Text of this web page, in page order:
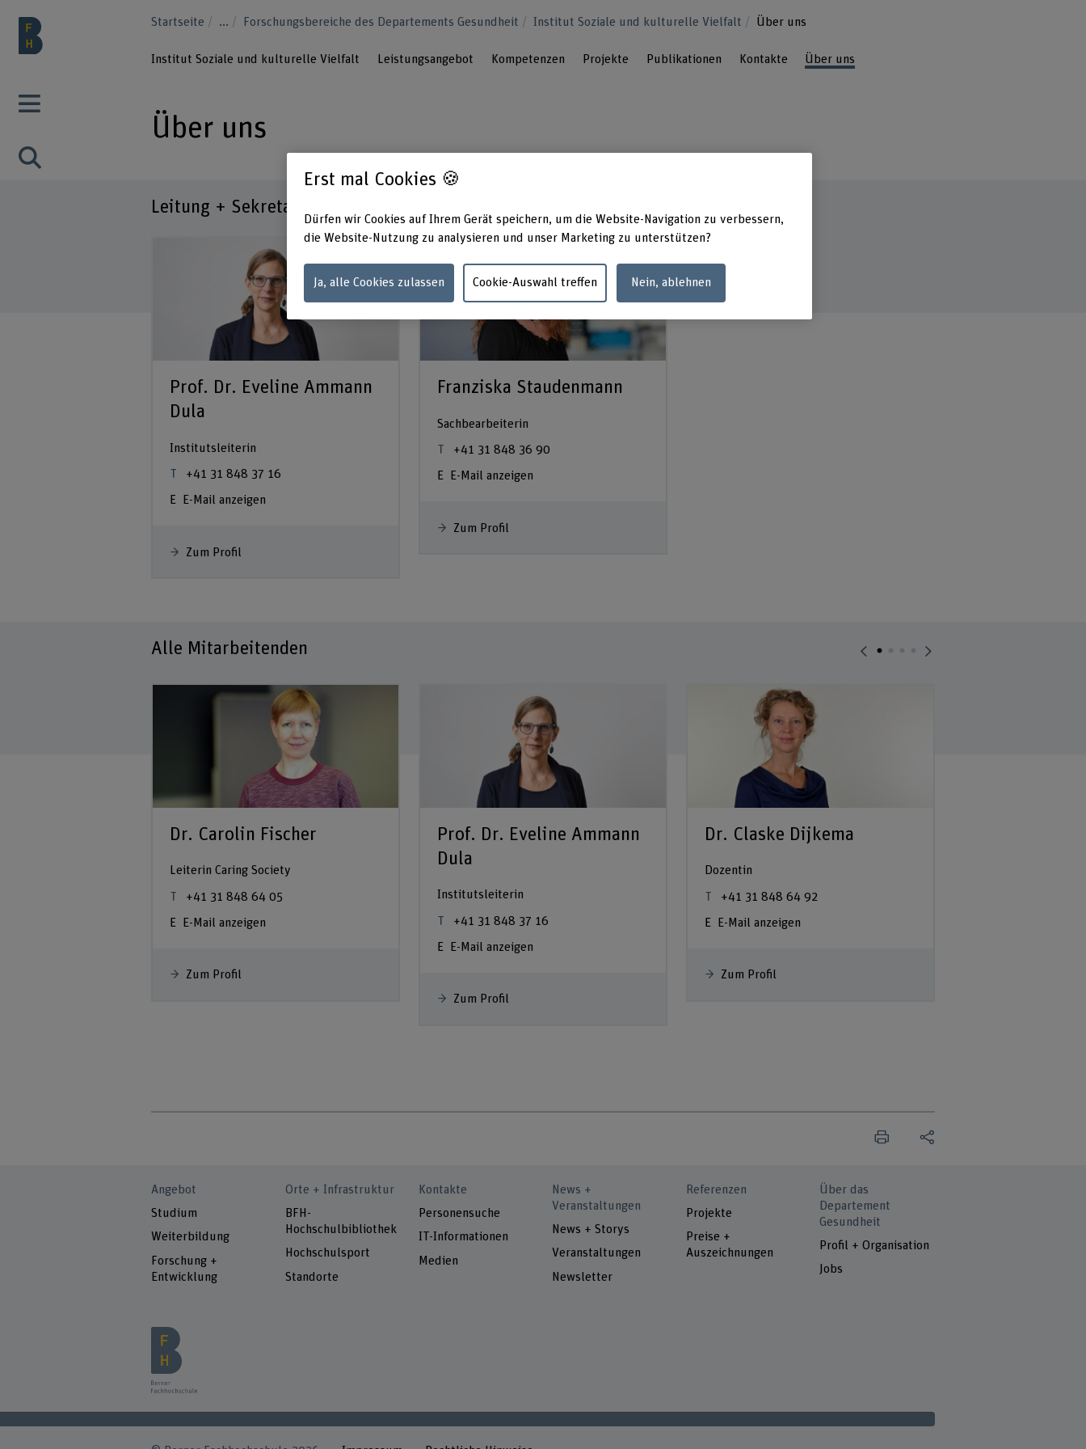
Startseite ... Forschungsbereiche des Departements Gesundheit Institut Soziale und kulturelle Vielfalt Über uns
Institut Soziale und kulturelle Vielfalt Leistungsangebot Kompetenzen Projekte Publikationen Kontakte Über uns
Über uns
Leitung + Sekretariat
Prof. Dr. Eveline Ammann
Dula
Institutsleiterin
+41 31 848 37 16
E-Mail anzeigen
Zum Profil
Franziska Staudenmann
Sachbearbeiterin
+41 31 848 36 90
E-Mail anzeigen
Zum Profil
Alle Mitarbeitenden
Dr. Carolin Fischer
Leiterin Caring Society
+41 31 848 64 05
E-Mail anzeigen
Zum Profil
Prof. Dr. Eveline Ammann
Dula
Institutsleiterin
+41 31 848 37 16
E-Mail anzeigen
Zum Profil
Dr. Claske Dijkema
Dozentin
+41 31 848 64 92
E-Mail anzeigen
Zum Profil
Angebot
Studium
Weiterbildung
Forschung +
Entwicklung
Orte + Infrastruktur
BFH-
Hochschulbibliothek
Hochschulsport
Standorte
Kontakte
Personensuche
IT-Informationen
Medien
News +
Veranstaltungen
News + Storys
Veranstaltungen
Newsletter
Referenzen
Projekte
Preise +
Auszeichnungen
Über das
Departement
Gesundheit
Profil + Organisation
Jobs
Erst mal Cookies 🍪
Dürfen wir Cookies auf Ihrem Gerät speichern, um die Website-Navigation zu verbessern,
die Website-Nutzung zu analysieren und unser Marketing zu unterstützen?
Ja, alle Cookies zulassen Cookie-Auswahl treffen Nein, ablehnen